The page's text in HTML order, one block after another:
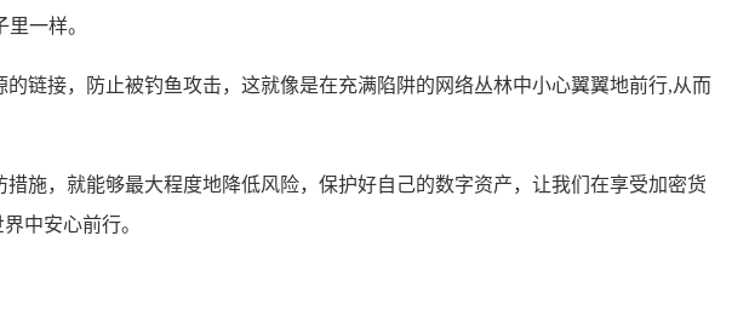
一样。
链接，防止被钓鱼攻击，这就像是在充满陷阱的网络丛林中小心翼翼地前行,从而
施，就能够最大程度地降低风险，保护好自己的数字资产，让我们在享受加密货
中安心前行。